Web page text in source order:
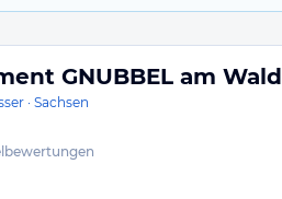
GNUBBEL am Wald
· Sachsen